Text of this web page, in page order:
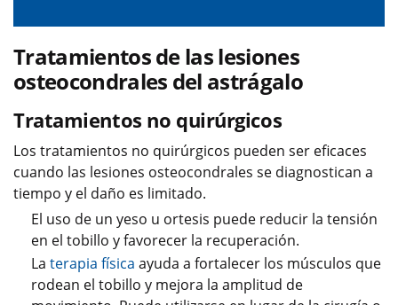
Tratamientos de las lesiones
osteocondrales del astrágalo
Tratamientos no quirúrgicos
Los tratamientos no quirúrgicos pueden ser eficaces
cuando las lesiones osteocondrales se diagnostican a
tiempo y el daño es limitado.
El uso de un yeso u ortesis puede reducir la tensión
en el tobillo y favorecer la recuperación.
La terapia física ayuda a fortalecer los músculos que
rodean el tobillo y mejora la amplitud de